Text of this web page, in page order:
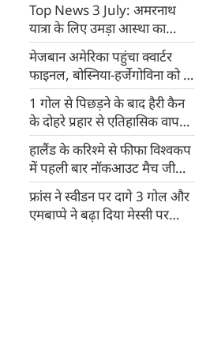
Top News 3 July: अमरनाथ
यात्रा के लिए उमड़ा आस्था का
सैलाब, उत्तर भारत को गर्मी से राहत
मेजबान अमेरिका पहुंचा क्वार्टर
फाइनल, बोस्निया-हर्जेगोविना को 2
गोलों से रौंदा
1 गोल से पिछड़ने के बाद हैरी कैन
के दोहरे प्रहार से एतिहासिक वापसी
कर जीता इंग्लैंड
हालैंड के करिश्मे से फीफा विश्वकप
में पहली बार नॉकआउट मैच जीता
नॉर्वे
फ्रांस ने स्वीडन पर दागे 3 गोल और
एमबाप्पे ने बढ़ा दिया मेस्सी पर